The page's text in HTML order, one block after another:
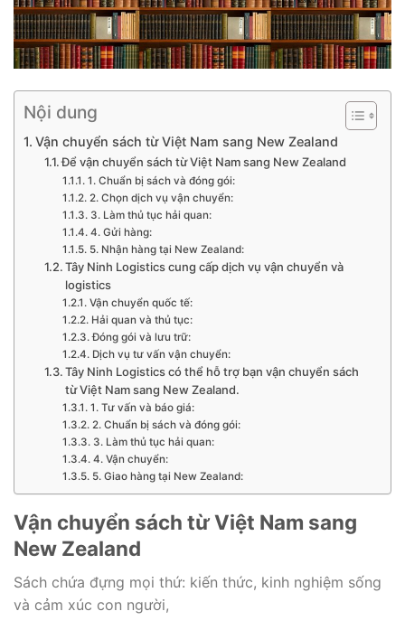
Nội dung
Vận chuyển sách từ Việt Nam sang New Zealand
Để vận chuyển sách từ Việt Nam sang New Zealand
1. Chuẩn bị sách và đóng gói:
2. Chọn dịch vụ vận chuyển:
3. Làm thủ tục hải quan:
4. Gửi hàng:
5. Nhận hàng tại New Zealand:
Tây Ninh Logistics cung cấp dịch vụ vận chuyển và
logistics
Vận chuyển quốc tế:
Hải quan và thủ tục:
Đóng gói và lưu trữ:
Dịch vụ tư vấn vận chuyển:
Tây Ninh Logistics có thể hỗ trợ bạn vận chuyển sách
từ Việt Nam sang New Zealand.
1. Tư vấn và báo giá:
2. Chuẩn bị sách và đóng gói:
3. Làm thủ tục hải quan:
4. Vận chuyển:
5. Giao hàng tại New Zealand:
Vận chuyển sách từ Việt Nam sang
New Zealand
Sách chứa đựng mọi thứ: kiến thức, kinh nghiệm sống
và cảm xúc con người,